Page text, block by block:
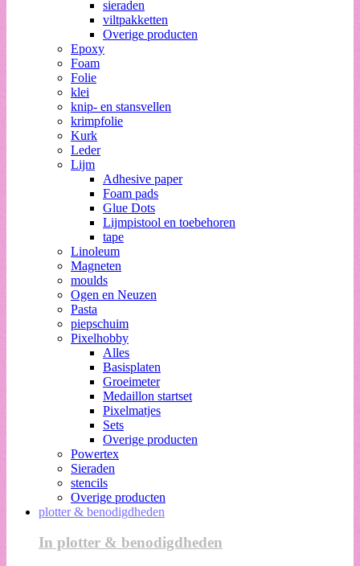
sieraden
viltpakketten
Overige producten
Epoxy
Foam
Folie
klei
knip- en stansvellen
krimpfolie
Kurk
Leder
Lijm
Adhesive paper
Foam pads
Glue Dots
Lijmpistool en toebehoren
tape
Linoleum
Magneten
moulds
Ogen en Neuzen
Pasta
piepschuim
Pixelhobby
Alles
Basisplaten
Groeimeter
Medaillon startset
Pixelmatjes
Sets
Overige producten
Powertex
Sieraden
stencils
Overige producten
plotter & benodigdheden
In plotter & benodigdheden